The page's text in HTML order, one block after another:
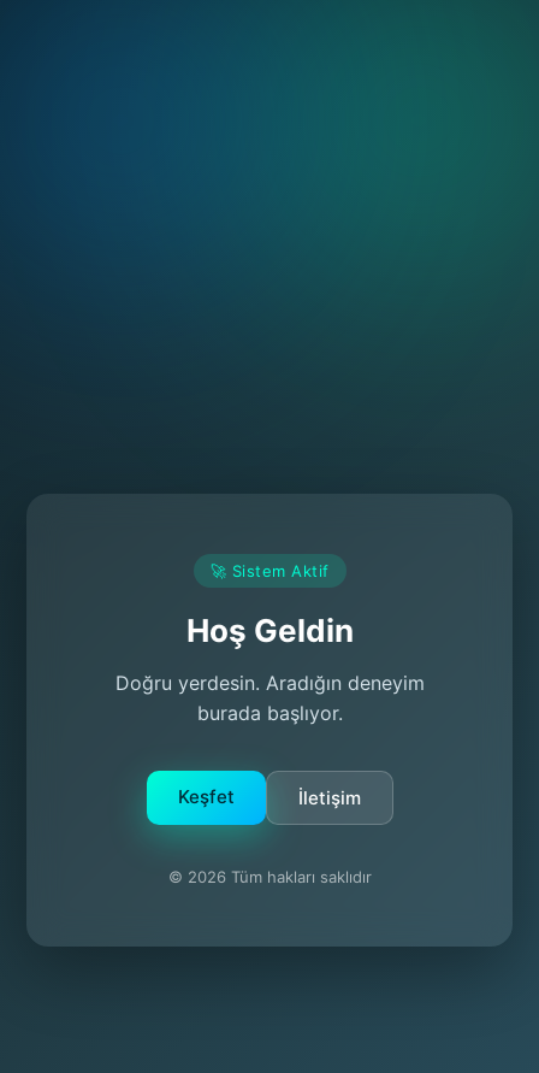
🚀 Sistem Aktif
Hoş Geldin
Doğru yerdesin. Aradığın deneyim
burada başlıyor.
Keşfet İletişim
© 2026 Tüm hakları saklıdır